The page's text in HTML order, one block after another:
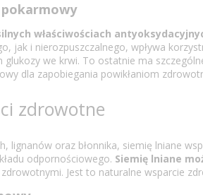
pokarmowy
właściwościach
jak i nierozpuszczalnego, wpływa
we krwi. To ostatnie ma
dla zapobiegania powikłaniom
zdrowotne
oraz błonnika, siemię lniane
odpornościowego. Siemię lniane
Jest to naturalne wsparcie